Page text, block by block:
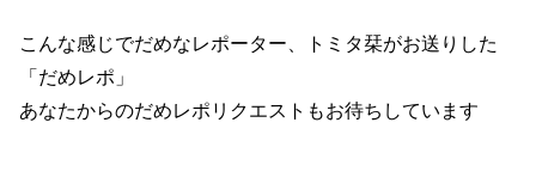
こんな感じでだめなレポーター、トミタ栞がお送りした
「だめレポ」
あなたからのだめレポリクエストもお待ちしています